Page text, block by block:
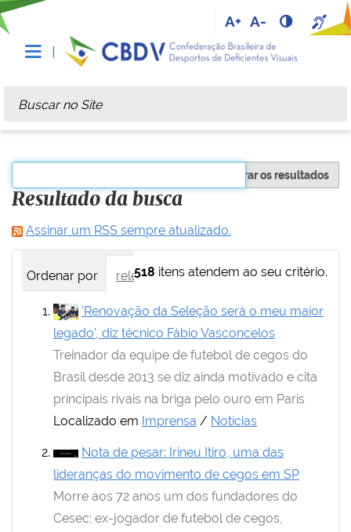
A+ A-
Busca
Busca Avançada…
Filtrar os resultados
Resultado da busca
Assinar um RSS sempre atualizado.
518 itens atendem ao seu critério.
Ordenar por relevância data (mais recente
'Renovação da Seleção será o meu maior
legado', diz técnico Fábio Vasconcelos
Treinador da equipe de futebol de cegos do
Brasil desde 2013 se diz ainda motivado e cita
principais rivais na briga pelo ouro em Paris
Localizado em Imprensa / Notícias
Nota de pesar: Irineu Itiro, uma das
lideranças do movimento de cegos em SP
Morre aos 72 anos um dos fundadores do
Cesec; ex-jogador de futebol de cegos,